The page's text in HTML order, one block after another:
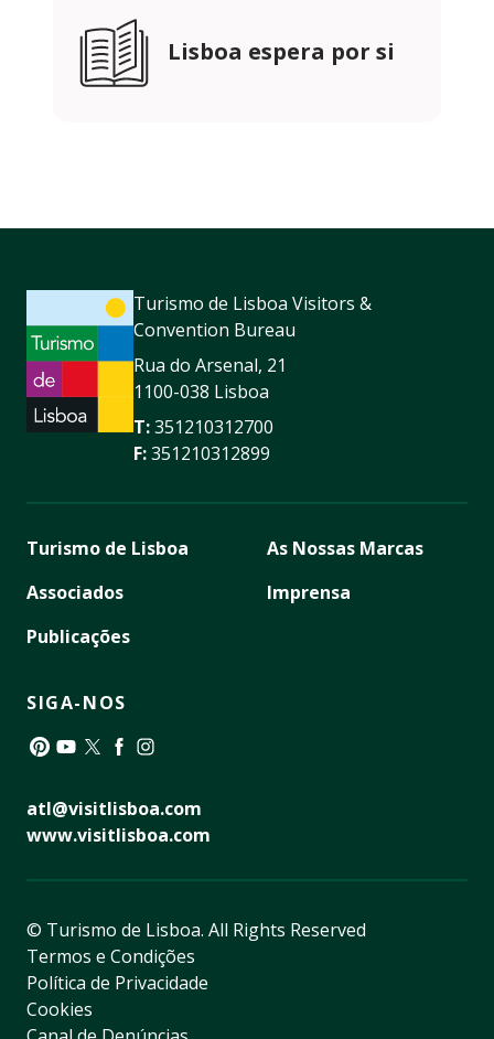
Lisboa espera por si
Turismo de Lisboa Visitors &
Convention Bureau
Rua do Arsenal, 21
1100-038 Lisboa
T:351210312700
F:351210312899
Turismo de Lisboa
Associados
Publicações
As Nossas Marcas
Imprensa
SIGA-NOS
atl@visitlisboa.com
www.visitlisboa.com
© Turismo de Lisboa. All Rights Reserved
Termos e Condições
Política de Privacidade
Cookies